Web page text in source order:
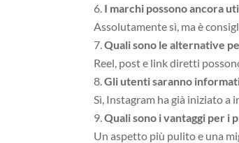
I marchi possono ancora
Assolutamente sì, ma è
Quali sono le alternative
Reel, post e link diretti
Gli utenti saranno
Sì, Instagram ha già iniziato
Quali sono i vantaggi per i
Un aspetto più pulito e una